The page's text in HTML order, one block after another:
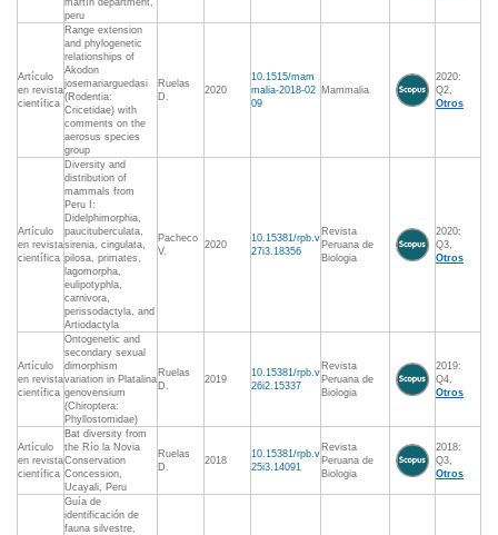
martín department,
peru
Artículo
en revista
científica
Range extension
and phylogenetic
relationships of
Akodon
josemariarguedasi
(Rodentia:
Cricetidae) with
comments on the
aerosus species
group
Ruelas
D.
2020
10.1515/mam
malia-2018-02
09
Mammalia
2020:
Q2,
Otros
Artículo
en revista
científica
Diversity and
distribution of
mammals from
Peru I:
Didelphimorphia,
paucituberculata,
sirenia, cingulata,
pilosa, primates,
lagomorpha,
eulipotyphla,
carnivora,
perissodactyla, and
Artiodactyla
Pacheco
V.
2020
10.15381/rpb.v
27i3.18356
Revista
Peruana de
Biologia
2020:
Q3,
Otros
Artículo
en revista
científica
Ontogenetic and
secondary sexual
dimorphism
variation in Platalina
genovensium
(Chiroptera:
Phyllostomidae)
Ruelas
D.
2019
10.15381/rpb.v
26i2.15337
Revista
Peruana de
Biologia
2019:
Q4,
Otros
Artículo
en revista
científica
Bat diversity from
the Río la Novia
Conservation
Concession,
Ucayali, Peru
Ruelas
D.
2018
10.15381/rpb.v
25i3.14091
Revista
Peruana de
Biologia
2018:
Q3,
Otros
Guía de
identificación de
fauna silvestre,